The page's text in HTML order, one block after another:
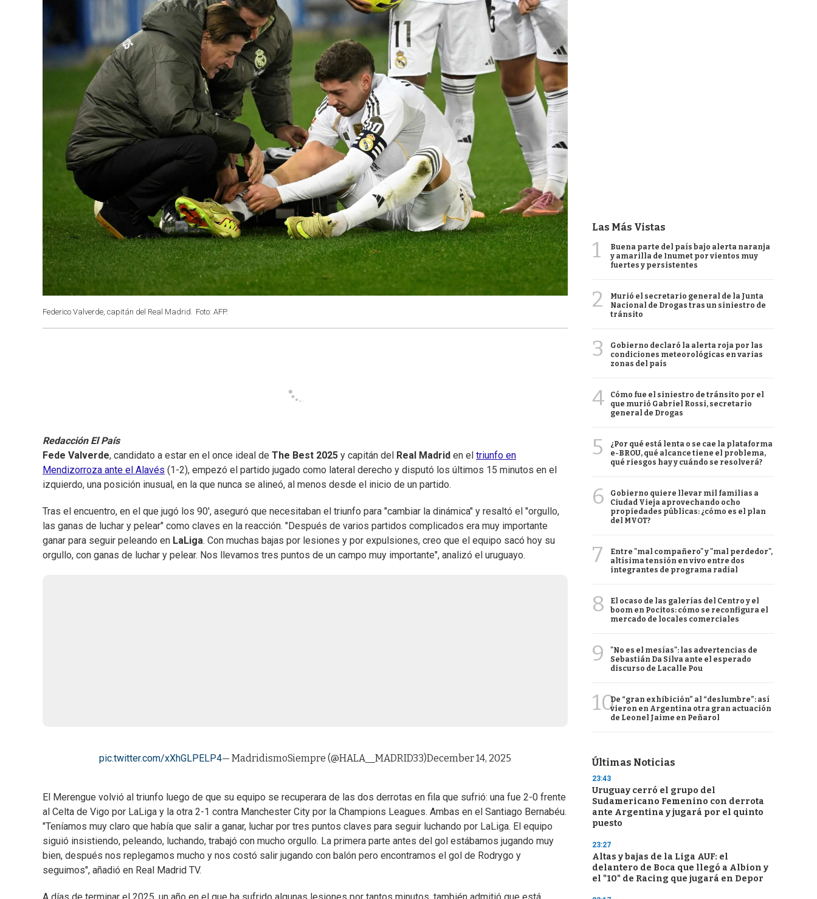
Federico Valverde, capitán del Real Madrid. Foto: AFP.
Redacción El País
Fede Valverde, candidato a estar en el once ideal de The Best 2025 y capitán del Real Madrid en el triunfo en
Mendizorroza ante el Alavés (1-2), empezó el partido jugado como lateral derecho y disputó los últimos 15 minutos en el
izquierdo, una posición inusual, en la que nunca se alineó, al menos desde el inicio de un partido.
Tras el encuentro, en el que jugó los 90', aseguró que necesitaban el triunfo para "cambiar la dinámica" y resaltó el "orgullo,
las ganas de luchar y pelear" como claves en la reacción. "Después de varios partidos complicados era muy importante
ganar para seguir peleando en LaLiga. Con muchas bajas por lesiones y por expulsiones, creo que el equipo sacó hoy su
orgullo, con ganas de luchar y pelear. Nos llevamos tres puntos de un campo muy importante", analizó el uruguayo.
pic.twitter.com/xXhGLPELP4— MadridismoSiempre (@HALA__MADRID33)December 14, 2025
El Merengue volvió al triunfo luego de que su equipo se recuperara de las dos derrotas en fila que sufrió: una fue 2-0 frente
al Celta de Vigo por LaLiga y la otra 2-1 contra Manchester City por la Champions Leagues. Ambas en el Santiago Bernabéu.
"Teníamos muy claro que había que salir a ganar, luchar por tres puntos claves para seguir luchando por LaLiga. El equipo
siguió insistiendo, peleando, luchando, trabajó con mucho orgullo. La primera parte antes del gol estábamos jugando muy
bien, después nos replegamos mucho y nos costó salir jugando con balón pero encontramos el gol de Rodrygo y
seguimos", añadió en Real Madrid TV.
Las Más Vistas
1
Buena parte del país bajo alerta naranja
y amarilla de Inumet por vientos muy
fuertes y persistentes
2
Murió el secretario general de la Junta
Nacional de Drogas tras un siniestro de
tránsito
3
Gobierno declaró la alerta roja por las
condiciones meteorológicas en varias
zonas del país
4
Cómo fue el siniestro de tránsito por el
que murió Gabriel Rossi, secretario
general de Drogas
5
¿Por qué está lenta o se cae la plataforma
e-BROU, qué alcance tiene el problema,
qué riesgos hay y cuándo se resolverá?
6
Gobierno quiere llevar mil familias a
Ciudad Vieja aprovechando ocho
propiedades públicas: ¿cómo es el plan
del MVOT?
7
Entre "mal compañero" y "mal perdedor",
altísima tensión en vivo entre dos
integrantes de programa radial
8
El ocaso de las galerías del Centro y el
boom en Pocitos: cómo se reconfigura el
mercado de locales comerciales
9
"No es el mesías": las advertencias de
Sebastián Da Silva ante el esperado
discurso de Lacalle Pou
10De “gran exhibición” al “deslumbre”: así
vieron en Argentina otra gran actuación
de Leonel Jaime en Peñarol
Últimas Noticias
23:43
Uruguay cerró el grupo del
Sudamericano Femenino con derrota
ante Argentina y jugará por el quinto
puesto
23:27
Altas y bajas de la Liga AUF: el
delantero de Boca que llegó a Albion y
el "10" de Racing que jugará en Depor